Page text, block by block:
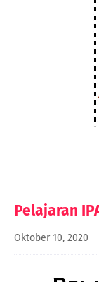
Pelajaran
Oktober 10, 2020